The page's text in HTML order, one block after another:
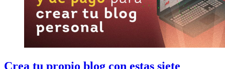
Crea tu propio blog con estas siete